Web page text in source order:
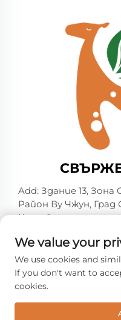
Add: Здание 13, Зона
Район Ву Чжун, Град
Китай
Тел.:
+86-13606218836
[email
We value your
We use cookies and
If you don't want to
cookies.